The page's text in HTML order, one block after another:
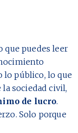
que puedes leer
lo público, lo que
la sociedad civil,
de lucro.
Solo porque